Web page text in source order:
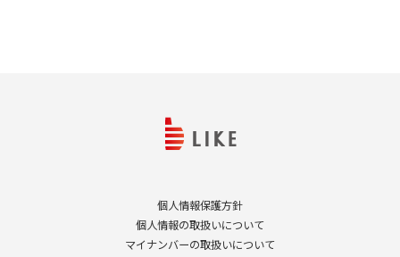
個人情報保護方針
個人情報の取扱いについて
マイナンバーの取扱いについて